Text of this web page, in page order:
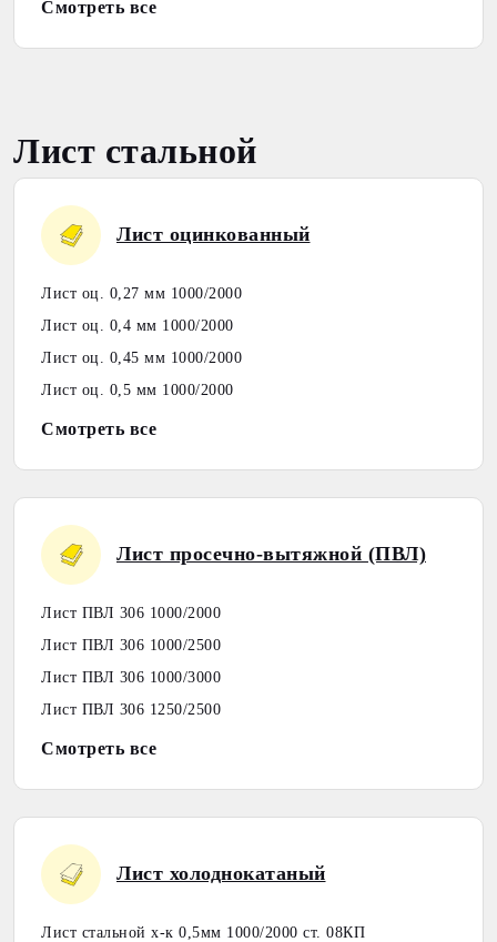
Смотреть все
Лист стальной
Лист оцинкованный
Лист оц. 0,27 мм 1000/2000
Лист оц. 0,4 мм 1000/2000
Лист оц. 0,45 мм 1000/2000
Лист оц. 0,5 мм 1000/2000
Смотреть все
Лист просечно-вытяжной (ПВЛ)
Лист ПВЛ 306 1000/2000
Лист ПВЛ 306 1000/2500
Лист ПВЛ 306 1000/3000
Лист ПВЛ 306 1250/2500
Смотреть все
Лист холоднокатаный
Лист стальной х-к 0,5мм 1000/2000 ст. 08КП